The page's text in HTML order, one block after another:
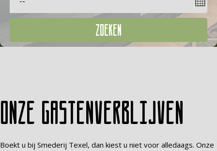
ZOEKEN
Onze gastenverblijven
Boekt u bij Smederij Texel, dan kiest u niet voor alledaags. Onze